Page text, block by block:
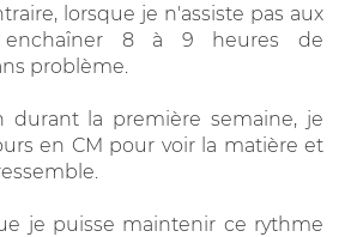
lorsque je n'assiste pas aux
8 à 9 heures de
problème.
durant la première semaine, je
en CM pour voir la matière et
je puisse maintenir ce rythme